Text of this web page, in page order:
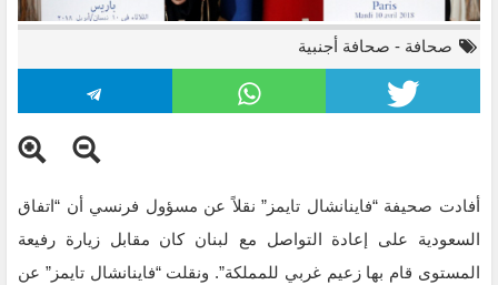
صحافة - صحافة أجنبية
أفادت صحيفة “فاينانشال تايمز” نقلاً عن مسؤول فرنسي أن “اتفاق
السعودية على إعادة التواصل مع لبنان كان مقابل زيارة رفيعة
المستوى قام بها زعيم غربي للمملكة”. ونقلت “فاينانشال تايمز” عن